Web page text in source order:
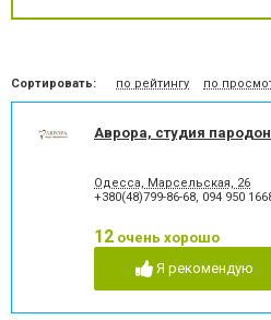
Пластины для исправления
Пломбирование каналов
Протезирование на
имплантат
Рецессия десны
Сортировать: по рейтингу по
Аврора, студия
Одесса, Марсельская, 26
+380(48)799-86-68, 094 950
12 очень хорошо
Я рекомендую